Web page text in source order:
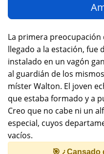
La primera preocupación
llegado a la estación, fue
instalado en un vagón
al guardián de los
míster Walton. El joven
que estaba formado y a
Creo que no cabe ni un
especial, cuyos
vacíos.
🎯 ¿Cansado